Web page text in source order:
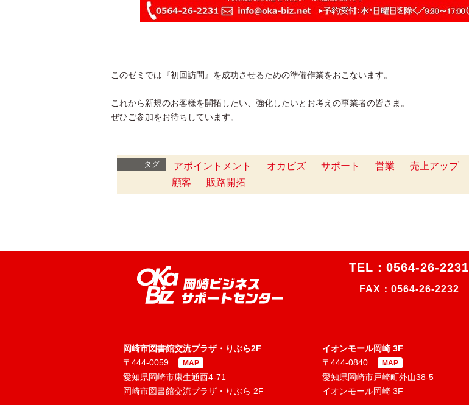
このゼミでは『初回訪問』を成功させるための準備作業をおこないます。
これから新規のお客様を開拓したい、強化したいとお考えの事業者の皆さま。
ぜひご参加をお待ちしています。
タグ アポイントメント オカビズ サポート 営業 売上アップ
顧客
販路開拓
TEL：0564-26-2231
FAX：0564-26-2232
岡崎市図書館交流プラザ・りぶら2F
〒444-0059
MAP
愛知県岡崎市康生通西4-71
岡崎市図書館交流プラザ・りぶら 2F
イオンモール岡崎 3F
〒444-0840
MAP
愛知県岡崎市戸崎町外山38-5
イオンモール岡崎 3F